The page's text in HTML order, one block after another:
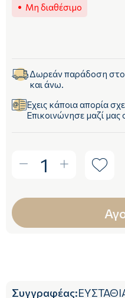
Μη διαθέσιμο
Δωρεάν παράδοση στο
και άνω.
Έχεις κάποια απορία
Επικοινώνησε μαζί μας
1
Συγγραφέας: